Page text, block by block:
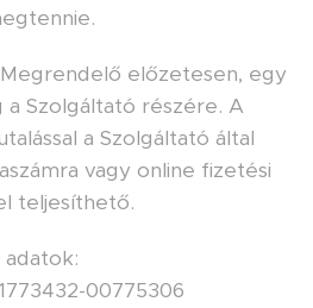
előzetesen, egy
Szolgáltató részére. A
a Szolgáltató által
vagy online fizetési
teljesíthető.
adatok:
00775306